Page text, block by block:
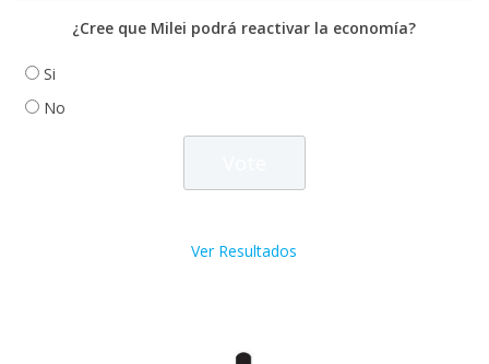
¿Cree que Milei podrá reactivar la economía?
Si
No
Ver Resultados